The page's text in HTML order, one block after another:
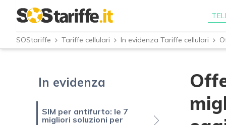
SOStariffe Tariffe cellulari In evidenza Tariffe cellulari
In evidenza
SIM per antifurto: le 7
migliori soluzioni per